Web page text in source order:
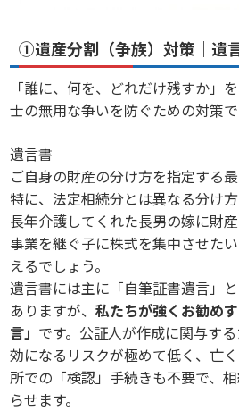
①遺産分割（争族）対策｜遺
「誰に、何を、どれだけ残すか」
士の無用な争いを防ぐための対策で
遺言書
ご自身の財産の分け方を指定する
特に、法定相続分とは異なる分け
長年介護してくれた長男の嫁に財
事業を継ぐ子に株式を集中させた
えるでしょう。
遺言書には主に「自筆証書遺言」
ありますが、私たちが強くお勧め
言」 です。公証人が作成に関与す
効になるリスクが極めて低く、亡
所での「検認」手続きも不要で、
らせます。